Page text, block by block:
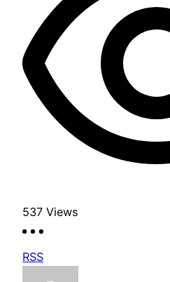
537 Views
RSS